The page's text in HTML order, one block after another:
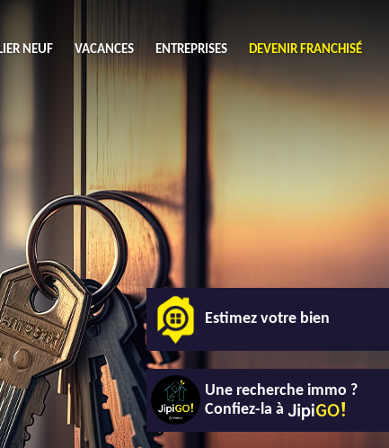
NEUF VACANCES ENTREPRISES DEVENIR FRANCHISÉ
chambres mini
4 plus
mini
m²
Estimez votre bien
Une recherche immo ?
Confiez-la à